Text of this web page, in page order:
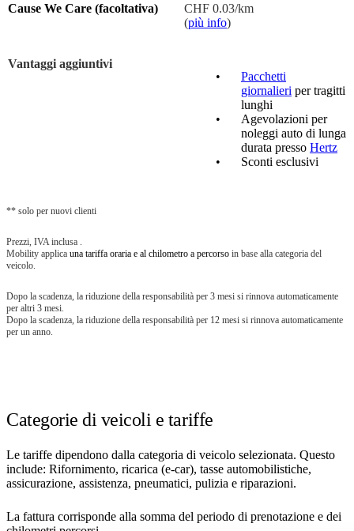
Cause We Care (facoltativa)
CHF 0.03/km
(più info)
Vantaggi aggiuntivi
Pacchetti
giornalieri per tragitti
lunghi
Agevolazioni per
noleggi auto di lunga
durata presso Hertz
Sconti esclusivi
** solo per nuovi clienti
Prezzi, IVA inclusa .
Mobility applica una tariffa oraria e al chilometro a percorso in base alla categoria del
veicolo.
Dopo la scadenza, la riduzione della responsabilità per 3 mesi si rinnova automaticamente
per altri 3 mesi.
Dopo la scadenza, la riduzione della responsabilità per 12 mesi si rinnova automaticamente
per un anno.
Categorie di veicoli e tariffe
Le tariffe dipendono dalla categoria di veicolo selezionata. Questo
include: Rifornimento, ricarica (e-car), tasse automobilistiche,
assicurazione, assistenza, pneumatici, pulizia e riparazioni.
La fattura corrisponde alla somma del periodo di prenotazione e dei